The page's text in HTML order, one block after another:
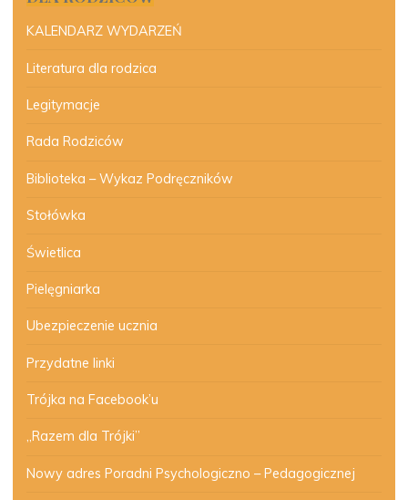
KALENDARZ WYDARZEŃ
Literatura dla rodzica
Legitymacje
Rada Rodziców
Biblioteka – Wykaz Podręczników
Stołówka
Świetlica
Pielęgniarka
Ubezpieczenie ucznia
Przydatne linki
Trójka na Facebook’u
„Razem dla Trójki”
Nowy adres Poradni Psychologiczno – Pedagogicznej